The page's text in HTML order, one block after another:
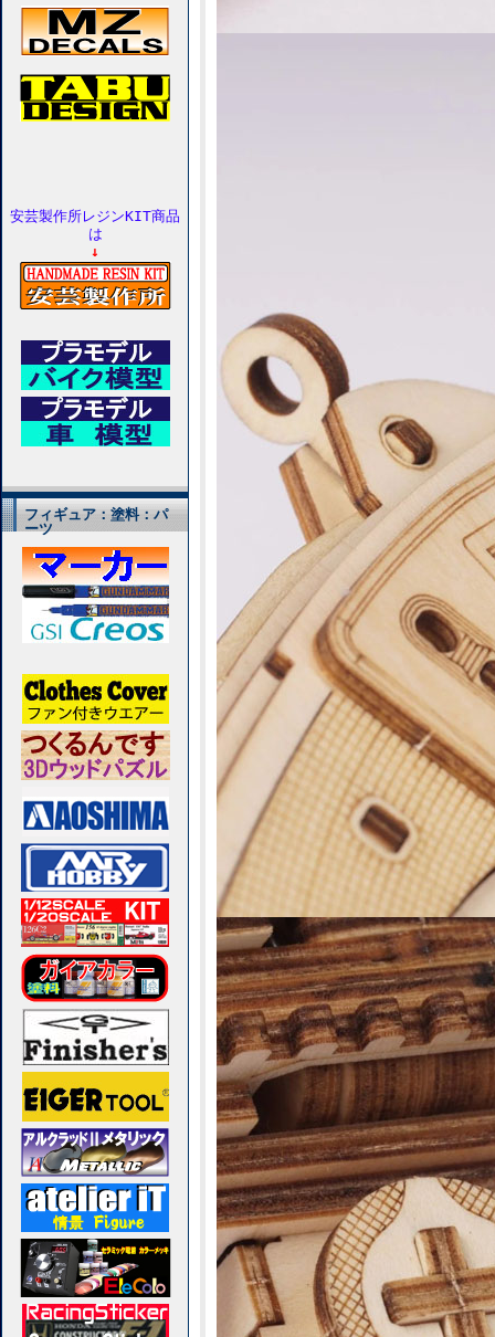
安芸製作所レジンKIT商品
は
↓
フィギュア：塗料：パ
ーツ